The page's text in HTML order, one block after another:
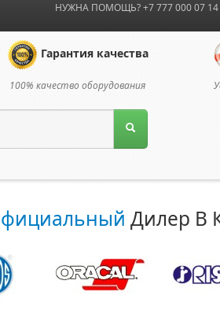
НУЖНА ПОМОЩЬ? +7 777 000 07 14
Гарантия качества
100% качество оборудования
Дилер В